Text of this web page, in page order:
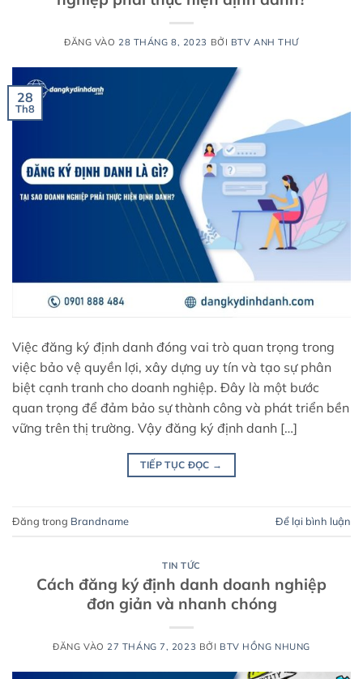
ĐĂNG VÀO28 THÁNG 8, 2023 BỞI BTV ANH THƯ
28
Th8
Việc đăng ký định danh đóng vai trò quan trọng trong
việc bảo vệ quyền lợi, xây dựng uy tín và tạo sự phân
biệt cạnh tranh cho doanh nghiệp. Đây là một bước
quan trọng để đảm bảo sự thành công và phát triển bền
vững trên thị trường. Vậy đăng ký định danh […]
TIẾP TỤC ĐỌC →
Đăng trong Brandname Để lại bình luận
TIN TỨC
Cách đăng ký định danh doanh nghiệp
đơn giản và nhanh chóng
ĐĂNG VÀO27 THÁNG 7, 2023 BỞI BTV HỒNG NHUNG